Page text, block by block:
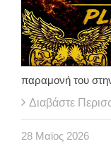
παραμονή του
Διαβάστε
28 Μαϊος 2026